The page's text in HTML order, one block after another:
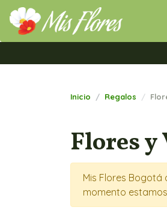
Inicio Regalos
Flores y
Mis Flores
momento